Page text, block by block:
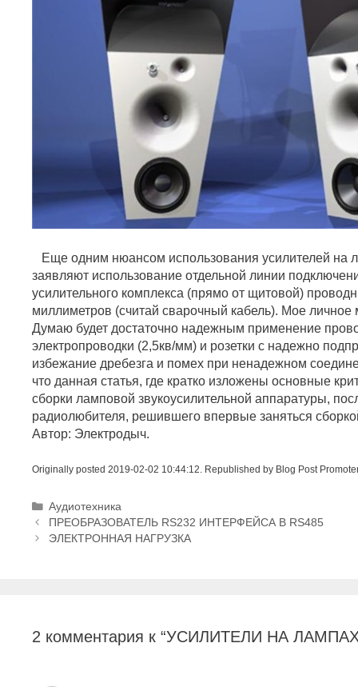
Еще одним нюансом использования усилителей на
заявляют использование отдельной линии
усилительного комплекса (прямо от щитовой)
миллиметров (считай сварочный кабель). Мое
Думаю будет достаточно надежным применение
электропроводки (2,5кв/мм) и розетки с надежно
избежание дребезга и помех при ненадежном
что данная статья, где кратко изложены основные
сборки ламповой звукоусилительной аппаратуры,
радиолюбителя, решившего впервые заняться
Автор: Электродыч.
Originally posted 2019-02-02 10:44:12. Republished by Blog Post
Р
у
б
Аудиотехника
Н
а
и
ПРЕОБРАЗОВАТЕЛЬ RS232 ИНТЕРФЕЙСА В RS485
ЭЛЕКТРОННАЯ НАГРУЗКА
2 комментария к “УСИЛИТЕЛИ НА